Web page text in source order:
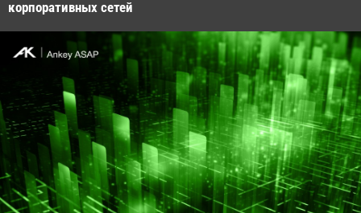
корпоративных сетей